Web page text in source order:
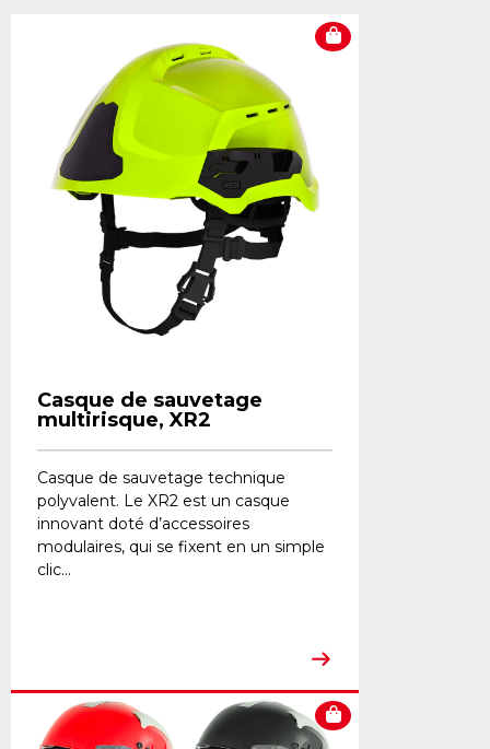
Casque de sauvetage
multirisque, XR2
Casque de sauvetage technique
polyvalent. Le XR2 est un casque
innovant doté d’accessoires
modulaires, qui se fixent en un simple
clic...